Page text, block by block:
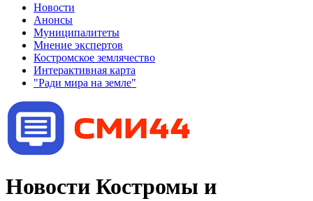
Новости
Анонсы
Муниципалитеты
Мнение экспертов
Костромское землячество
Интерактивная карта
"Ради мира на земле"
Новости Костромы и